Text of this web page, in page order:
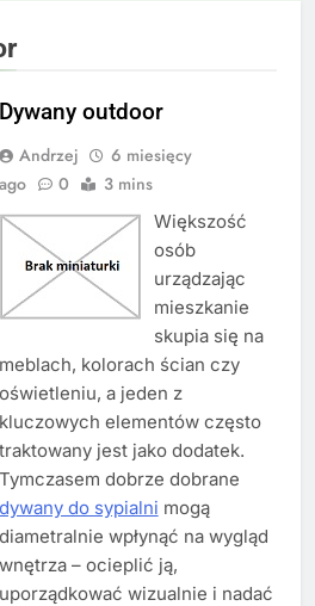
Dywany outdoor
Andrzej
6 miesięcy
ago
0 3 mins
Większość
osób
urządzając
mieszkanie
skupia się na
meblach, kolorach ścian czy
oświetleniu, a jeden z
kluczowych elementów często
traktowany jest jako dodatek.
Tymczasem dobrze dobrane
dywany do sypialni mogą
diametralnie wpłynąć na wygląd
wnętrza – ocieplić ją,
uporządkować wizualnie i nadać